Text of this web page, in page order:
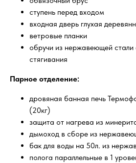
ступень перед входом
входная дверь глухая
ветровые планки
обручи из нержавеющей стали
стягивания
Парное отделение:
дровяная банная печь
(20кг)
защита от нагрева из
дымоход в сборе из
бак для воды на 50л. из
полога параллельные в 1